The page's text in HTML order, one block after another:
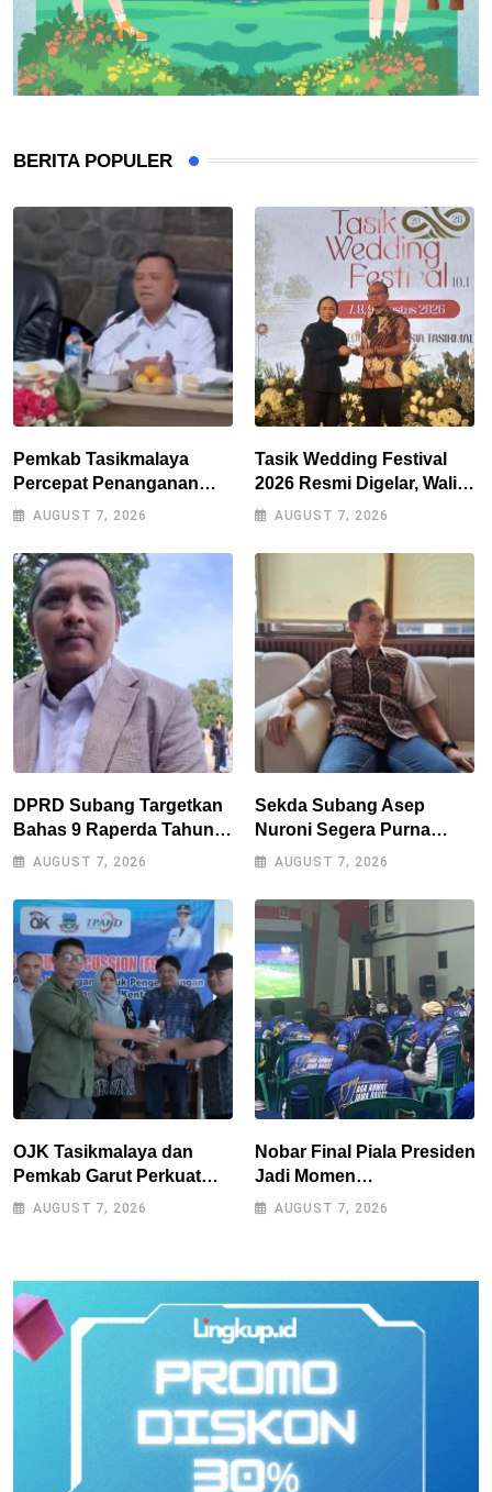
BERITA POPULER
Pemkab Tasikmalaya
Percepat Penanganan
Kekeringan, Sumur Bor
Prioritas
AUGUST 7, 2026
Tasik Wedding Festival
2026 Resmi Digelar, Wali
Kota Optimistis
Lampaui Rp15 Miliar
AUGUST 7, 2026
DPRD Subang Targetkan
Bahas 9 Raperda Tahun
Ini, Naskah Akademik Jadi
AUGUST 7, 2026
Sekda Subang Asep
Nuroni Segera Purna
Tugas, Berharap Tak Ada
AUGUST 7, 2026
OJK Tasikmalaya dan
Pemkab Garut Perkuat
Akses Pembiayaan Petani
AUGUST 7, 2026
Nobar Final Piala Presiden
Jadi Momen
Kebersamaan, Polres
AUGUST 7, 2026